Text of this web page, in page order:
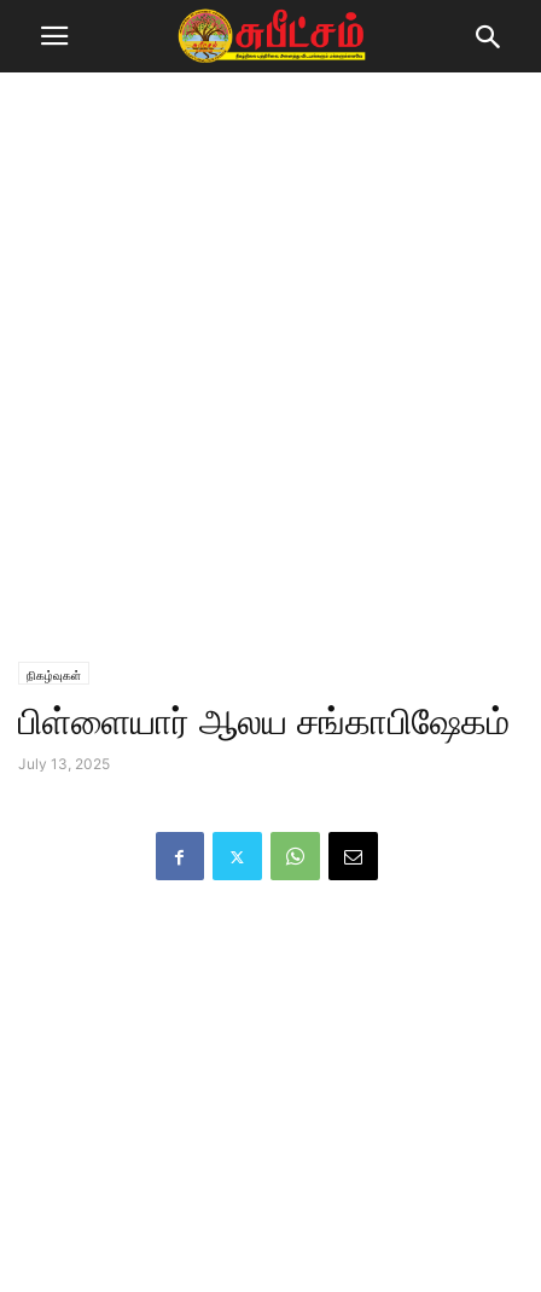
நிகழ்வுகள்
பிள்ளையார் ஆலய சங்காபிஷேகம்
July 13, 2025